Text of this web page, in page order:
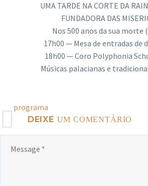
UMA TARDE NA CORTE DA
FUNDADORA DAS
Nos 500 anos da sua morte
17h00 — Mesa de entradas de
18h00 — Coro Polyphonia
Músicas palacianas e
programa
DEIXE UM COMENTÁRIO